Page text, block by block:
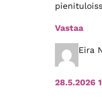
Vastaa
Eira
28.5.2026